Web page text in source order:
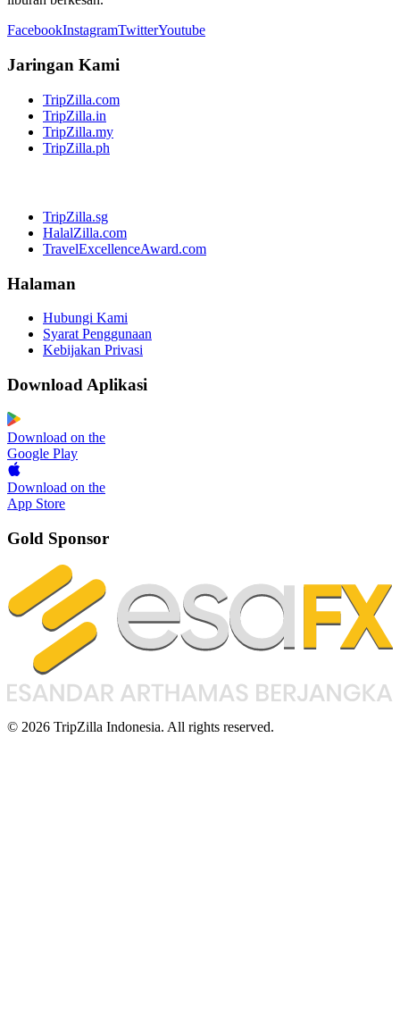
FacebookInstagramTwitterYoutube
Jaringan Kami
TripZilla.com
TripZilla.in
TripZilla.my
TripZilla.ph
TripZilla.sg
HalalZilla.com
TravelExcellenceAward.com
Halaman
Hubungi Kami
Syarat Penggunaan
Kebijakan Privasi
Download Aplikasi
Download on the
Google Play
Download on the
App Store
Gold Sponsor
© 2026 TripZilla Indonesia. All rights reserved.